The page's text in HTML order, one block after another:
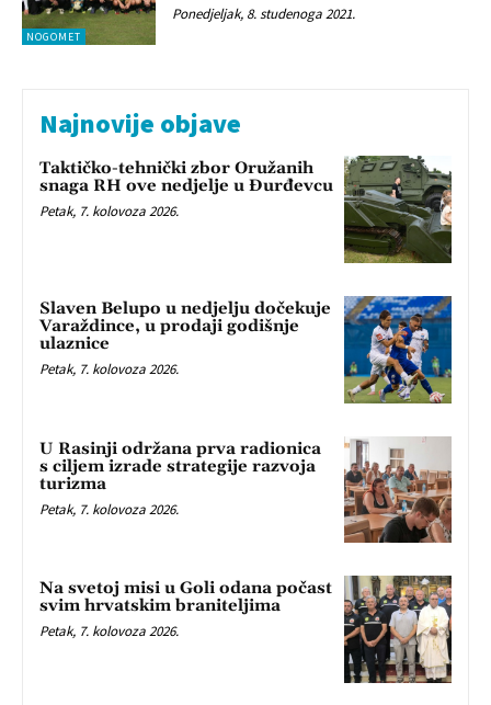
NOGOMET
Ponedjeljak, 8. studenoga 2021.
Najnovije objave
Taktičko-tehnički zbor Oružanih
snaga RH ove nedjelje u Đurđevcu
Petak, 7. kolovoza 2026.
Slaven Belupo u nedjelju dočekuje
Varaždince, u prodaji godišnje
ulaznice
Petak, 7. kolovoza 2026.
U Rasinji održana prva radionica
s ciljem izrade strategije razvoja
turizma
Petak, 7. kolovoza 2026.
Na svetoj misi u Goli odana počast
svim hrvatskim braniteljima
Petak, 7. kolovoza 2026.